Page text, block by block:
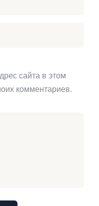
сайта в этом
комментариев.